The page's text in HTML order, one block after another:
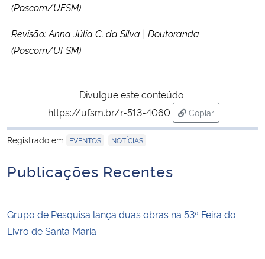
(Poscom/UFSM)
Revisão: Anna Júlia C. da Silva | Doutoranda
(Poscom/UFSM)
Divulgue este conteúdo:
https://ufsm.br/r-513-4060
Copiar
para área de
Registrado em
EVENTOS NOTÍCIAS
Publicações Recentes
Grupo de Pesquisa lança duas obras na 53ª Feira do
Livro de Santa Maria